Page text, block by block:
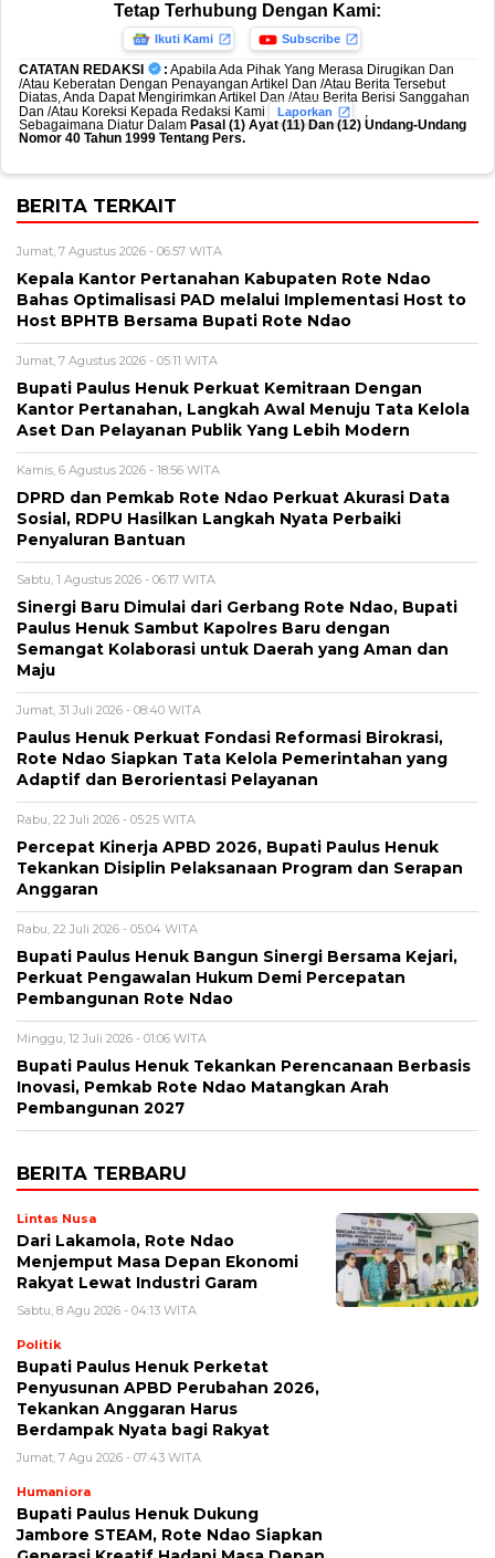
Tetap Terhubung Dengan Kami:
Ikuti Kami Subscribe
CATATAN REDAKSI : Apabila Ada Pihak Yang Merasa Dirugikan Dan
/Atau Keberatan Dengan Penayangan Artikel Dan /Atau Berita Tersebut
Diatas, Anda Dapat Mengirimkan Artikel Dan /Atau Berita Berisi Sanggahan
Dan /Atau Koreksi Kepada Redaksi Kami
Laporkan
,
Sebagaimana Diatur Dalam Pasal (1) Ayat (11) Dan (12) Undang-Undang
Nomor 40 Tahun 1999 Tentang Pers.
BERITA TERKAIT
Jumat, 7 Agustus 2026 - 06:57 WITA
Kepala Kantor Pertanahan Kabupaten Rote Ndao
Bahas Optimalisasi PAD melalui Implementasi Host to
Host BPHTB Bersama Bupati Rote Ndao
Jumat, 7 Agustus 2026 - 05:11 WITA
Bupati Paulus Henuk Perkuat Kemitraan Dengan
Kantor Pertanahan, Langkah Awal Menuju Tata Kelola
Aset Dan Pelayanan Publik Yang Lebih Modern
Kamis, 6 Agustus 2026 - 18:56 WITA
DPRD dan Pemkab Rote Ndao Perkuat Akurasi Data
Sosial, RDPU Hasilkan Langkah Nyata Perbaiki
Penyaluran Bantuan
Sabtu, 1 Agustus 2026 - 06:17 WITA
Sinergi Baru Dimulai dari Gerbang Rote Ndao, Bupati
Paulus Henuk Sambut Kapolres Baru dengan
Semangat Kolaborasi untuk Daerah yang Aman dan
Maju
Jumat, 31 Juli 2026 - 08:40 WITA
Paulus Henuk Perkuat Fondasi Reformasi Birokrasi,
Rote Ndao Siapkan Tata Kelola Pemerintahan yang
Adaptif dan Berorientasi Pelayanan
Rabu, 22 Juli 2026 - 05:25 WITA
Percepat Kinerja APBD 2026, Bupati Paulus Henuk
Tekankan Disiplin Pelaksanaan Program dan Serapan
Anggaran
Rabu, 22 Juli 2026 - 05:04 WITA
Bupati Paulus Henuk Bangun Sinergi Bersama Kejari,
Perkuat Pengawalan Hukum Demi Percepatan
Pembangunan Rote Ndao
Minggu, 12 Juli 2026 - 01:06 WITA
Bupati Paulus Henuk Tekankan Perencanaan Berbasis
Inovasi, Pemkab Rote Ndao Matangkan Arah
Pembangunan 2027
BERITA TERBARU
Lintas Nusa
Dari Lakamola, Rote Ndao
Menjemput Masa Depan Ekonomi
Rakyat Lewat Industri Garam
Sabtu, 8 Agu 2026 - 04:13 WITA
Politik
Bupati Paulus Henuk Perketat
Penyusunan APBD Perubahan 2026,
Tekankan Anggaran Harus
Berdampak Nyata bagi Rakyat
Jumat, 7 Agu 2026 - 07:43 WITA
Humaniora
Bupati Paulus Henuk Dukung
Jambore STEAM, Rote Ndao Siapkan